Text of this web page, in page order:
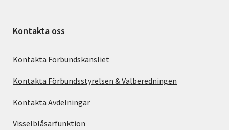
Kontakta oss
Kontakta Förbundskansliet
Kontakta Förbundsstyrelsen & Valberedningen
Kontakta Avdelningar
Visselblåsarfunktion